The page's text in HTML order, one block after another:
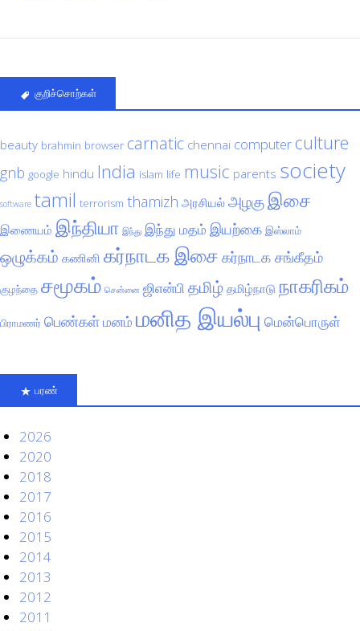
குறிச்சொற்கள்
beauty brahmin browser carnatic chennai computer culture
gnb google hindu India islam life music parents society
software tamil terrorism thamizh அரசியல் அழகுஇசை
இணையம் இந்தியா இந்து இந்து மதம் இயற்கை இஸ்லாம்
ஒழுக்கம் கணினி கர்நாடக இசை கர்நாடக சங்கீதம்
குழந்தை சமூகம் சென்னை ஜிஎன்பி தமிழ் தமிழ்நாடு நாகரிகம்
பிராமணர் பெண்கள்மனம் மனித இயல்பு மென்பொருள்
பரண்
2026
2020
2018
2017
2016
2015
2014
2013
2012
2011